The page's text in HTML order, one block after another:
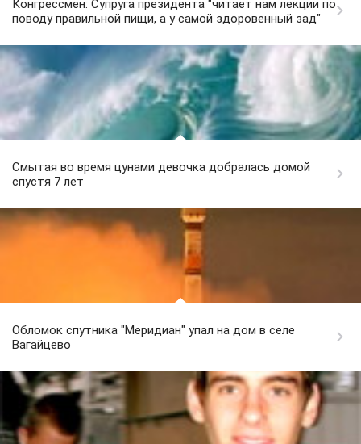
Конгрессмен: Супруга президента "читает нам лекции по
поводу правильной пищи, а у самой здоровенный зад"
Смытая во время цунами девочка добралась домой
спустя 7 лет
Обломок спутника "Меридиан" упал на дом в селе
Вагайцево